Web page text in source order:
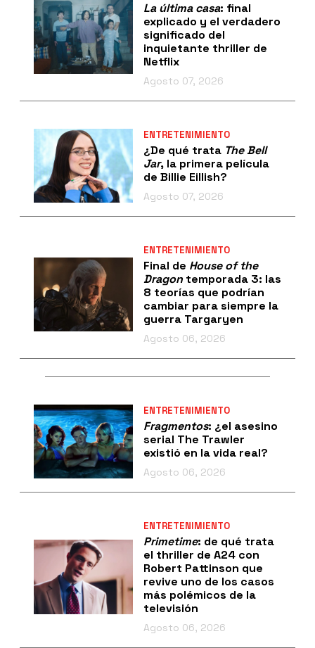
La última casa: final
explicado y el verdadero
significado del
inquietante thriller de
Netflix
Agosto 07, 2026
ENTRETENIMIENTO
¿De qué trata The Bell
Jar, la primera película
de Billie Eillish?
Agosto 07, 2026
ENTRETENIMIENTO
Final de House of the
Dragontemporada 3: las
8 teorías que podrían
cambiar para siempre la
guerra Targaryen
Agosto 06, 2026
ENTRETENIMIENTO
Fragmentos: ¿el asesino
serial The Trawler
existió en la vida real?
Agosto 06, 2026
ENTRETENIMIENTO
Primetime: de qué trata
el thriller de A24 con
Robert Pattinson que
revive uno de los casos
más polémicos de la
televisión
Agosto 06, 2026